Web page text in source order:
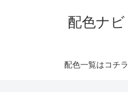
配色ナビ
配色一覧はコチラ